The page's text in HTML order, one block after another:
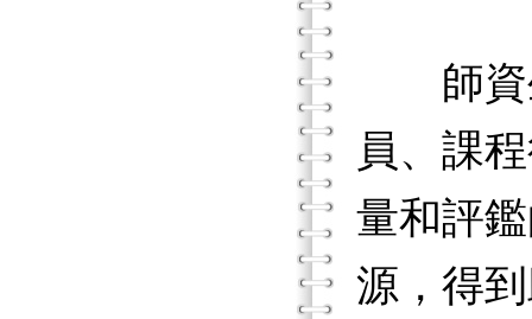
師資生
員、課
量和評
源，得